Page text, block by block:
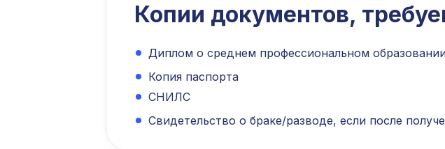
Копии документов,
Диплом о среднем профессиональном
Копия паспорта
СНИЛС
Свидетельство о браке/разводе, если после